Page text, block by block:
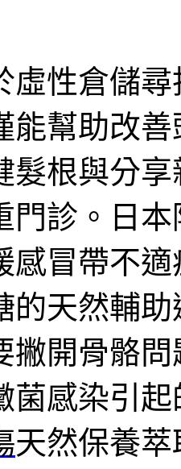
虛性倉儲尋
能幫助改
髮根與分
門診。日
感冒帶不
的天然輔
撇開骨骼
菌感染引
天然保養